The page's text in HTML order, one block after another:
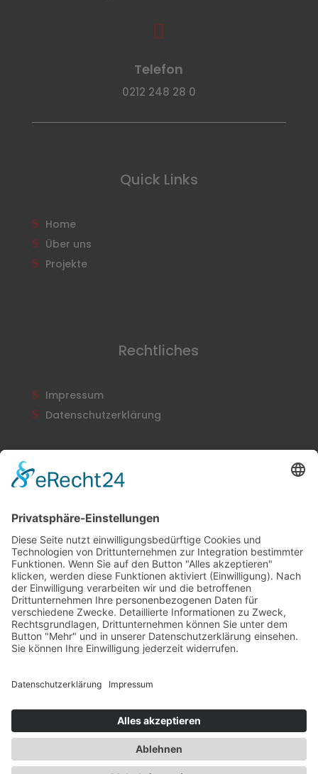

Telefon
0212 248 28 0
Quick Links
Home
Über uns
Projekte
Rechtliches
Impressum
Datenschutzerklärung
Newsletter
Abonnieren
Copyright © 2026 Alle Rechte vorbehalten. Erstellt
durchMobiles Denken